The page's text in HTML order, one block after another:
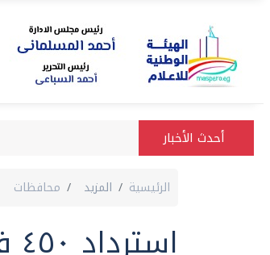
أحدث الأخبار
الرئيسية المزيد محافظات